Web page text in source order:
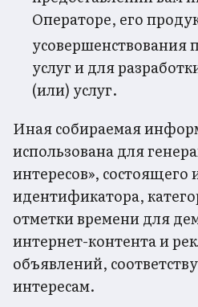
Операторе, его
усовершенствования
услуг и для
(или) услуг.
Иная собираемая
использована для
интересов», состоящего
идентификатора,
отметки времени для
интернет-контента и
объявлений,
интересам.